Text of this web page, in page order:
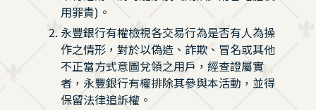
用罪責)。
永豐銀行有權檢視各交易行為是否有人為操
作之情形，對於以偽造、詐欺、冒名或其他
不正當方式意圖兌領之用戶，經查證屬實
者，永豐銀行有權排除其參與本活動，並得
保留法律追訴權。